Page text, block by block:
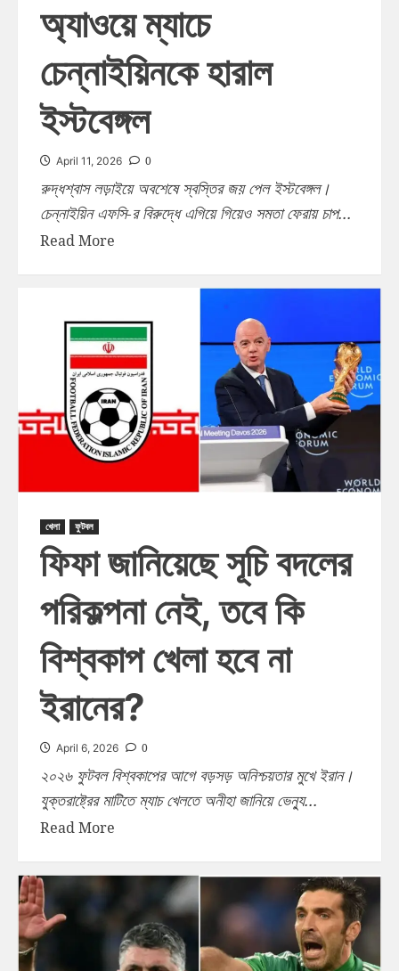
অ্যাওয়ে ম্যাচে
চেন্নাইয়িনকে হারাল
ইস্টবেঙ্গল
April 11, 2026 0
রুদ্ধশ্বাস লড়াইয়ে অবশেষে স্বস্তির জয় পেল ইস্টবেঙ্গল।
চেন্নাইয়িন এফসি-র বিরুদ্ধে এগিয়ে গিয়েও সমতা ফেরায় চাপ...
Read More
খেলা ফুটবল
ফিফা জানিয়েছে সূচি বদলের
পরিকল্পনা নেই, তবে কি
বিশ্বকাপ খেলা হবে না
ইরানের?
April 6, 2026 0
২০২৬ ফুটবল বিশ্বকাপের আগে বড়সড় অনিশ্চয়তার মুখে ইরান।
যুক্তরাষ্ট্রের মাটিতে ম্যাচ খেলতে অনীহা জানিয়ে ভেন্যু...
Read More